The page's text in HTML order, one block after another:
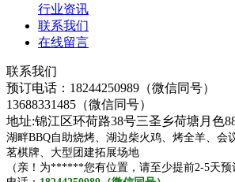
行业资讯
联系我们
在线留言
联系我们
预订电话：18244250989（微信同号）
13688331485（微信同号）
地址:锦江区环荷路38号三圣乡荷塘月色
湖畔BBQ自助烧烤、湖边柴火鸡、烤全羊、会
茗棋牌、大型团建拓展场地
（亲！为******您有位置，请至少提前2-5天预